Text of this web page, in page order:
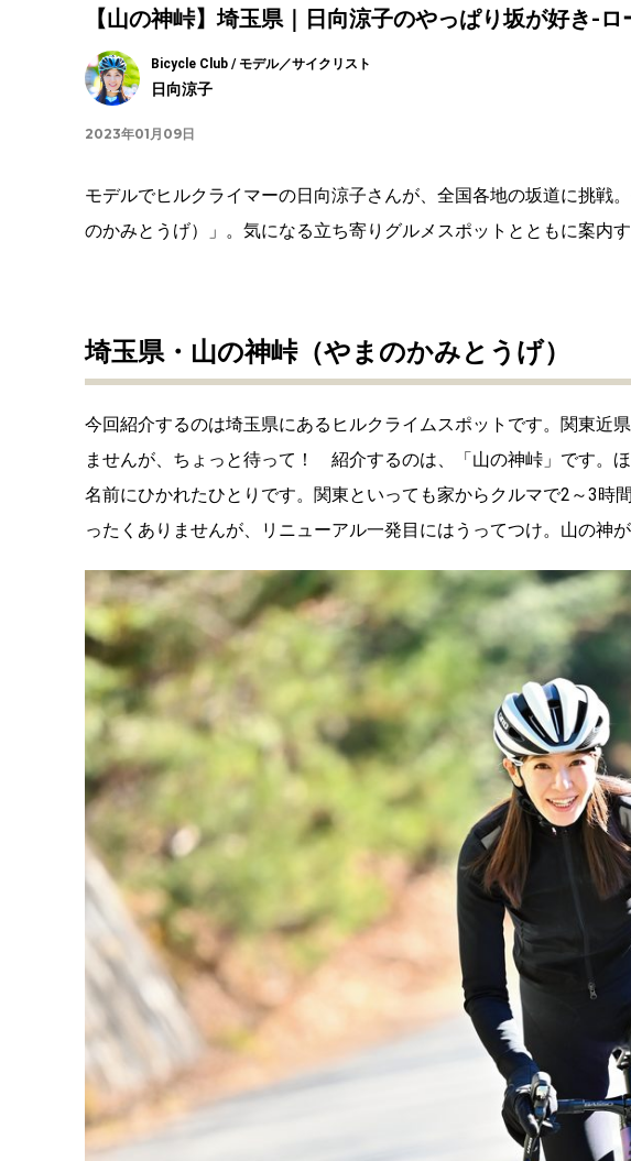
【山の神峠】埼玉県｜日向涼子のやっぱり坂が好き-
Bicycle Club / モデル／サイクリスト
日向涼子
2023年01月09日
モデルでヒルクライマーの日向涼子さんが、全国各地の坂道に挑戦
のかみとうげ）」。気になる立ち寄りグルメスポットとともに案内す
埼玉県・山の神峠（やまのかみとうげ）
今回紹介するのは埼玉県にあるヒルクライムスポットです。関東近
ませんが、ちょっと待って！ 紹介するのは、「山の神峠」です。
名前にひかれたひとりです。関東といっても家からクルマで2～3時
ったくありませんが、リニューアル一発目にはうってつけ。山の神